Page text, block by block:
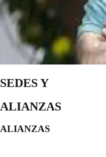
SEDES Y
ALIANZAS
ALIANZAS